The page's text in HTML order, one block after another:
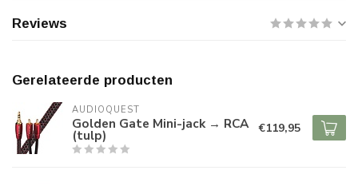
Reviews
Gerelateerde producten
AUDIOQUEST
Golden Gate Mini-jack → RCA
(tulp) €119,95